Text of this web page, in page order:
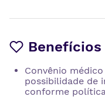
Benefícios
Convênio
possibilidade de
conforme